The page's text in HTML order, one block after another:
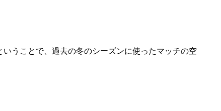
うことで、過去の冬のシーズンに使ったマッチの空